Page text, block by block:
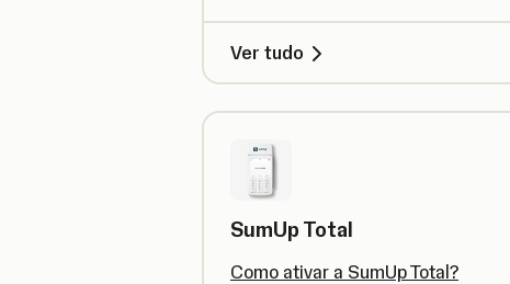
Ver tudo
SumUp Total
Como ativar a SumUp Total?